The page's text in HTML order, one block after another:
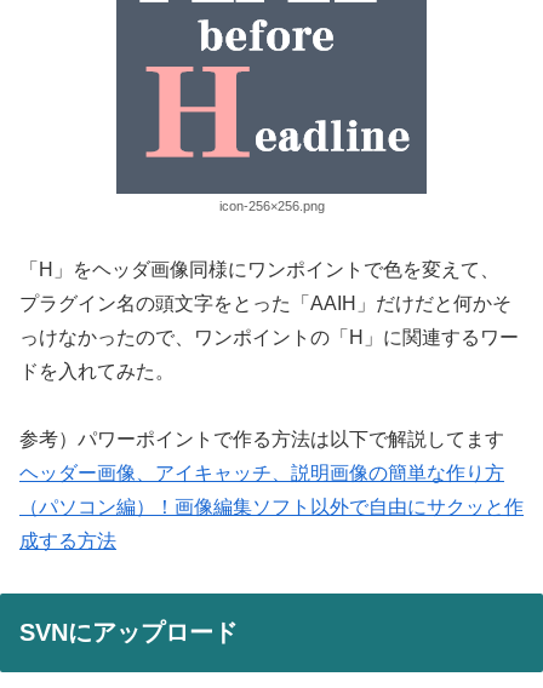
icon-256×256.png
「H」をヘッダ画像同様にワンポイントで色を変えて、
プラグイン名の頭文字をとった「AAIH」だけだと何かそ
っけなかったので、ワンポイントの「H」に関連するワー
ドを入れてみた。
参考）パワーポイントで作る方法は以下で解説してます
ヘッダー画像、アイキャッチ、説明画像の簡単な作り方
（パソコン編）！画像編集ソフト以外で自由にサクッと作
成する方法
SVNにアップロード